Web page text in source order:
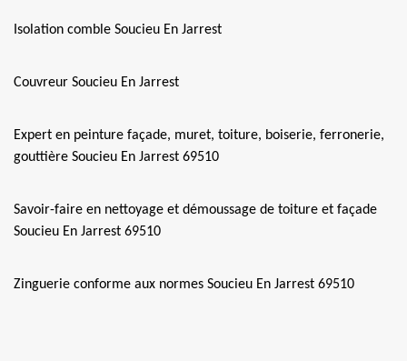
Isolation comble Soucieu En Jarrest
Couvreur Soucieu En Jarrest
Expert en peinture façade, muret, toiture, boiserie, ferronerie,
gouttière Soucieu En Jarrest 69510
Savoir-faire en nettoyage et démoussage de toiture et façade
Soucieu En Jarrest 69510
Zinguerie conforme aux normes Soucieu En Jarrest 69510